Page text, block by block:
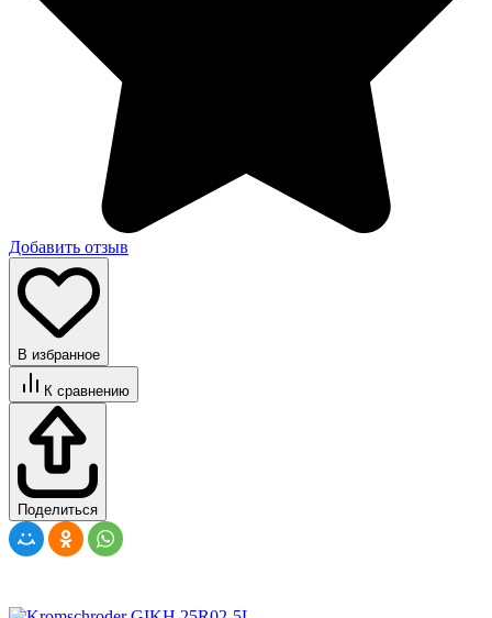
Добавить отзыв
В избранное
К сравнению
Поделиться